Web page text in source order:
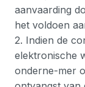
aanvaarding
het voldoen
2. Indien de
elektronische
onderne-mer